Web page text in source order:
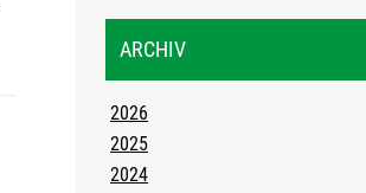
ARCHIV
2026
2025
2024